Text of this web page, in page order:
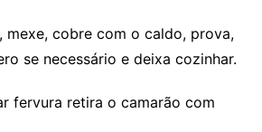
mexe, cobre com o caldo, prova,
se necessário e deixa cozinhar.
fervura retira o camarão com